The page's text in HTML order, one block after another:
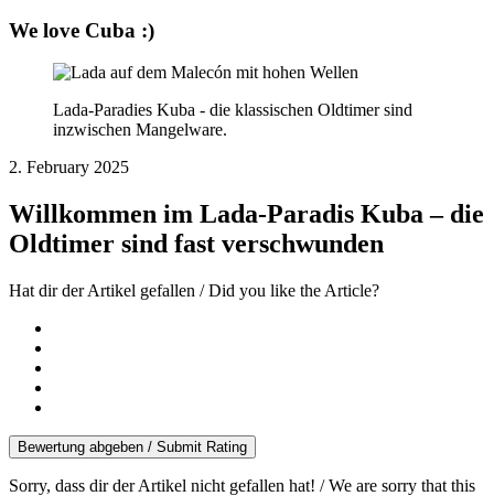
We love Cuba :)
Lada-Paradies Kuba - die klassischen Oldtimer sind
inzwischen Mangelware.
2. February 2025
Willkommen im Lada-Paradis Kuba – die
Oldtimer sind fast verschwunden
Hat dir der Artikel gefallen / Did you like the Article?
Bewertung abgeben / Submit Rating
Sorry, dass dir der Artikel nicht gefallen hat! / We are sorry that this